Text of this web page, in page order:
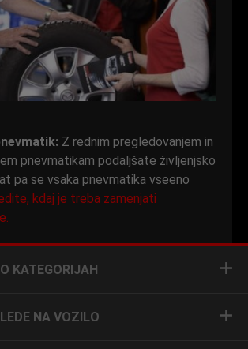
Z rednim pregledovanjem in
pnevmatikam podaljšate življenjsko
pa se vsaka pnevmatika vseeno
kdaj je treba zamenjati
KATEGORIJAH
NA VOZILO